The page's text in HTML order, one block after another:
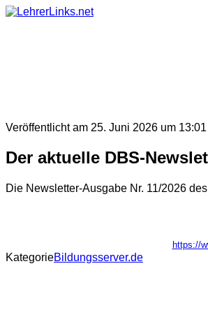
Skip
Veröffentlicht am 25. Juni 2026 um
Der aktuelle DBS-
Die Newsletter-Ausgabe Nr. 11/2026
https://
KategorieBildungsserver.de